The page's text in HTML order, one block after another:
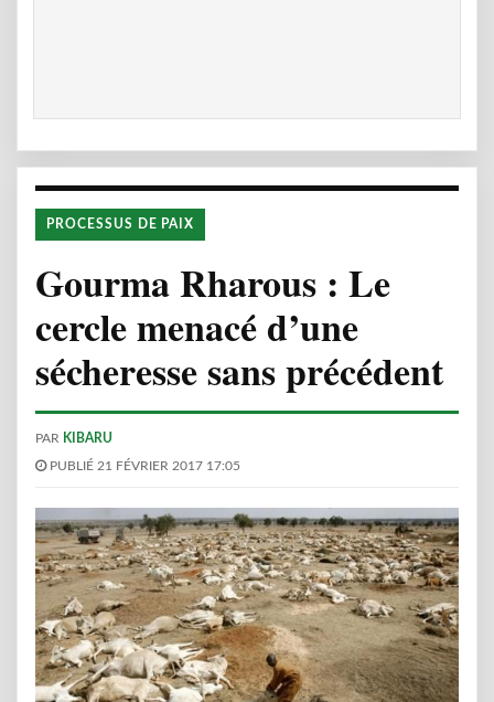
PROCESSUS DE PAIX
Gourma Rharous : Le
cercle menacé d’une
sécheresse sans précédent
PAR KIBARU
PUBLIÉ 21 FÉVRIER 2017 17:05